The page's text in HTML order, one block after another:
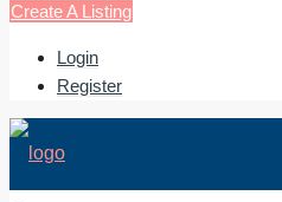
Create A Listing
Login
Register